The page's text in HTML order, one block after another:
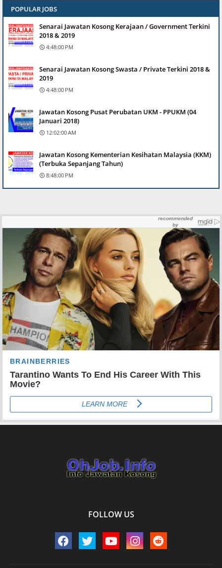
POPULAR JOBS
Senarai Jawatan Kosong Kerajaan / Government Terkini
2018 & 2019
4:48:00 PM
Senarai Jawatan Kosong Swasta / Private Terkini 2018 &
2019
4:48:00 PM
Jawatan Kosong Pusat Perubatan UKM - PPUKM (04
Januari 2018)
12:02:00 AM
Jawatan Kosong Kementerian Kesihatan Malaysia (KKM)
(Terbuka Sepanjang Tahun)
8:48:00 PM
FOLLOW US